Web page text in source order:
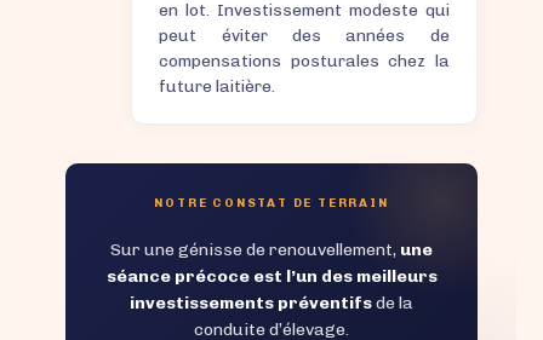
en lot. Investissement modeste qui
peut éviter des années de
compensations posturales chez la
future laitière.
NOTRE CONSTAT DE TERRAIN
Sur une génisse de renouvellement, une
séance précoce est l’un des meilleurs
investissements préventifsde la
conduite d’élevage.